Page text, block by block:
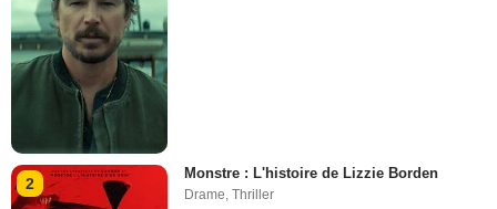
2
Monstre : L'histoire de Lizzie Borden
Drame ,Thriller